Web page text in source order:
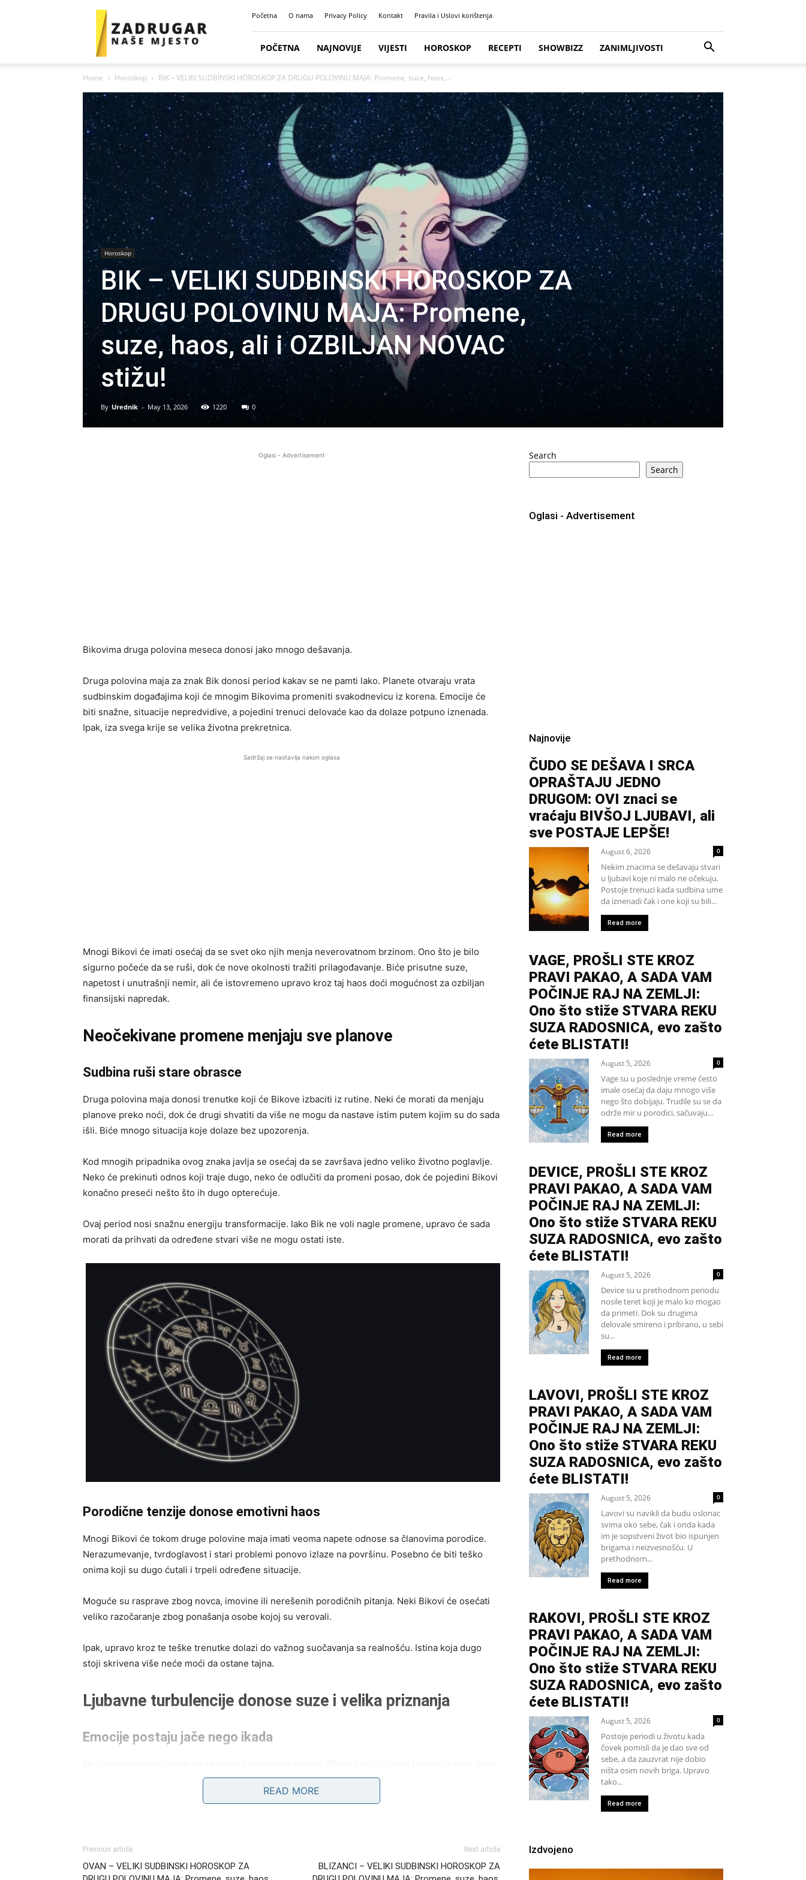
Zadrugar
Početna O nama Privacy Policy Kontakt Pravila i Uslovi korištenja
POČETNA NAJNOVIJE VIJESTI HOROSKOP RECEPTI SHOWBIZZ ZANIMLJIVOSTI
Home Horoskop BIK – VELIKI SUDBINSKI HOROSKOP ZA DRUGU POLOVINU MAJA: Promene, suze, haos,...
Horoskop
BIK – VELIKI SUDBINSKI HOROSKOP ZA
DRUGU POLOVINU MAJA: Promene,
suze, haos, ali i OZBILJAN NOVAC
stižu!
By Urednik - May 13, 2026 1220 0
Oglasi - Advertisement
Bikovima druga polovina meseca donosi jako mnogo dešavanja.
Druga polovina maja za znak Bik donosi period kakav se ne pamti lako. Planete otvaraju vrata
sudbinskim događajima koji će mnogim Bikovima promeniti svakodnevicu iz korena. Emocije će
biti snažne, situacije nepredvidive, a pojedini trenuci delovaće kao da dolaze potpuno iznenada.
Ipak, iza svega krije se velika životna prekretnica.
Sadržaj se nastavlja nakon oglasa
Mnogi Bikovi će imati osećaj da se svet oko njih menja neverovatnom brzinom. Ono što je bilo
sigurno počeće da se ruši, dok će nove okolnosti tražiti prilagođavanje. Biće prisutne suze,
napetost i unutrašnji nemir, ali će istovremeno upravo kroz taj haos doći mogućnost za ozbiljan
finansijski napredak.
Neočekivane promene menjaju sve planove
Sudbina ruši stare obrasce
Druga polovina maja donosi trenutke koji će Bikove izbaciti iz rutine. Neki će morati da menjaju
planove preko noći, dok će drugi shvatiti da više ne mogu da nastave istim putem kojim su do sada
išli. Biće mnogo situacija koje dolaze bez upozorenja.
Kod mnogih pripadnika ovog znaka javlja se osećaj da se završava jedno veliko životno poglavlje.
Neko će prekinuti odnos koji traje dugo, neko će odlučiti da promeni posao, dok će pojedini Bikovi
konačno preseći nešto što ih dugo opterećuje.
Ovaj period nosi snažnu energiju transformacije. Iako Bik ne voli nagle promene, upravo će sada
morati da prihvati da određene stvari više ne mogu ostati iste.
Porodične tenzije donose emotivni haos
Mnogi Bikovi će tokom druge polovine maja imati veoma napete odnose sa članovima porodice.
Nerazumevanje, tvrdoglavost i stari problemi ponovo izlaze na površinu. Posebno će biti teško
onima koji su dugo ćutali i trpeli određene situacije.
Moguće su rasprave zbog novca, imovine ili nerešenih porodičnih pitanja. Neki Bikovi će osećati
veliko razočaranje zbog ponašanja osobe kojoj su verovali.
Ipak, upravo kroz te teške trenutke dolazi do važnog suočavanja sa realnošću. Istina koja dugo
stoji skrivena više neće moći da ostane tajna.
Ljubavne turbulencije donose suze i velika priznanja
Emocije postaju jače nego ikada
pune napetosti i snažnih emocija. Partner može pokazati lice koje do sada nije bilo potpuno
Slobodni Bikovi mogu neočekivano ući u odnos koji će ih potpuno izbaciti iz ravnoteže. Privlačnost
READ MORE
Previous article
OVAN – VELIKI SUDBINSKI HOROSKOP ZA
Next article
BLIZANCI – VELIKI SUDBINSKI HOROSKOP ZA
Search
Search
Oglasi - Advertisement
Najnovije
ČUDO SE DEŠAVA I SRCA
OPRAŠTAJU JEDNO
DRUGOM: OVI znaci se
vraćaju BIVŠOJ LJUBAVI, ali
sve POSTAJE LEPŠE!
August 6, 2026 0
Nekim znacima se dešavaju stvari
u ljubavi koje ni malo ne očekuju.
Postoje trenuci kada sudbina ume
da iznenadi čak i one koji su bili...
Read more
VAGE, PROŠLI STE KROZ
PRAVI PAKAO, A SADA VAM
POČINJE RAJ NA ZEMLJI:
Ono što stiže STVARA REKU
SUZA RADOSNICA, evo zašto
ćete BLISTATI!
August 5, 2026 0
Vage su u poslednje vreme često
imale osećaj da daju mnogo više
nego što dobijaju. Trudile su se da
održe mir u porodici, sačuvaju...
Read more
DEVICE, PROŠLI STE KROZ
PRAVI PAKAO, A SADA VAM
POČINJE RAJ NA ZEMLJI:
Ono što stiže STVARA REKU
SUZA RADOSNICA, evo zašto
ćete BLISTATI!
August 5, 2026 0
Device su u prethodnom periodu
nosile teret koji je malo ko mogao
da primeti. Dok su drugima
delovale smireno i pribrano, u sebi
su...
Read more
LAVOVI, PROŠLI STE KROZ
PRAVI PAKAO, A SADA VAM
POČINJE RAJ NA ZEMLJI:
Ono što stiže STVARA REKU
SUZA RADOSNICA, evo zašto
ćete BLISTATI!
August 5, 2026 0
Lavovi su navikli da budu oslonac
svima oko sebe, čak i onda kada
im je sopstveni život bio ispunjen
brigama i neizvesnošću. U
prethodnom...
Read more
RAKOVI, PROŠLI STE KROZ
PRAVI PAKAO, A SADA VAM
POČINJE RAJ NA ZEMLJI:
Ono što stiže STVARA REKU
SUZA RADOSNICA, evo zašto
ćete BLISTATI!
August 5, 2026 0
Postoje periodi u životu kada
čovek pomisli da je dao sve od
sebe, a da zauzvrat nije dobio
ništa osim novih briga. Upravo
tako...
Read more
Izdvojeno